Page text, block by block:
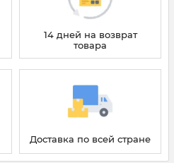
14 дней на возврат
товара
Доставка по всей стране